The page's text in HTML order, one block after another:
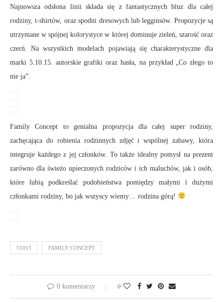
Najnowsza odsłona linii składa się z fantastycznych bluz dla całej
rodziny, t-shirtów, oraz spodni dresowych lub legginsów. Propozycje są
utrzymane w spójnej kolorystyce w której dominuje zieleń, szarość oraz
czerń. Na wszystkich modelach pojawiają się charakterystyczne dla
marki 5.10.15. autorskie grafiki oraz hasła, na przykład „Co złego to
nie ja”.
Family Concept to genialna propozycja dla całej super rodziny,
zachęcająca do robienia rodzinnych zdjęć i wspólnej zabawy, która
integruje każdego z jej członków. To także idealny pomysł na prezent
zarówno dla świeżo upieczonych rodziców i ich maluchów, jak i osób,
które lubią podkreślać podobieństwa pomiędzy małymi i dużymi
członkami rodziny, bo jak wszyscy wiemy… rodzina górą!
51015 FAMILY CONCEPT
0 komentarzy 0